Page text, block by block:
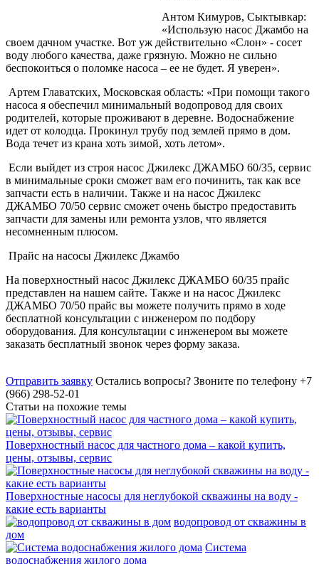
Антом Кимуров, Сыктывкар:
«Использую насос Джамбо на
своем дачном участке. Вот уж действительно «Слон» - сосет
воду любого качества, даже грязную. Можно не сильно
беспокоиться о поломке насоса – ее не будет. Я уверен».
Артем Главатских, Московская область: «При помощи такого
насоса я обеспечил минимальный водопровод для своих
родителей, которые проживают в деревне. Водоснабжение
идет от колодца. Прокинул трубу под землей прямо в дом.
Вода течет из крана хоть зимой, хоть летом».
Если выйдет из строя насос Джилекс ДЖАМБО 60/35, сервис
в минимальные сроки сможет вам его починить, так как все
запчасти есть в наличии. Также и на насос Джилекс
ДЖАМБО 70/50 сервис сможет очень быстро предоставить
запчасти для замены или ремонта узлов, что является
несомненным плюсом.
Прайс на насосы Джилекс Джамбо
На поверхностный насос Джилекс ДЖАМБО 60/35 прайс
представлен на нашем сайте. Также и на насос Джилекс
ДЖАМБО 70/50 прайс вы можете получить прямо в ходе
бесплатной консультации с инженером по подбору
оборудования. Для консультации с инженером вы можете
заказать бесплатный звонок через форму заказа.
Отправить заявку Остались вопросы? Звоните по телефону +7
(966) 298-52-01
Статьи на похожие темы
Поверхностный насос для частного дома – какой купить,
цены, отзывы, сервис
Поверхностные насосы для неглубокой скважины на воду -
какие есть варианты
водопровод от скважины в
дом
Система
водоснабжения жилого дома